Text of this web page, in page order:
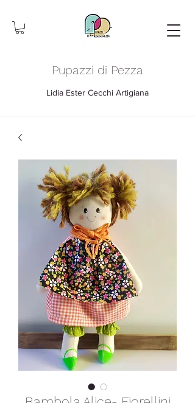
Pupazzi di Pezza
Lidia Ester Cecchi Artigiana